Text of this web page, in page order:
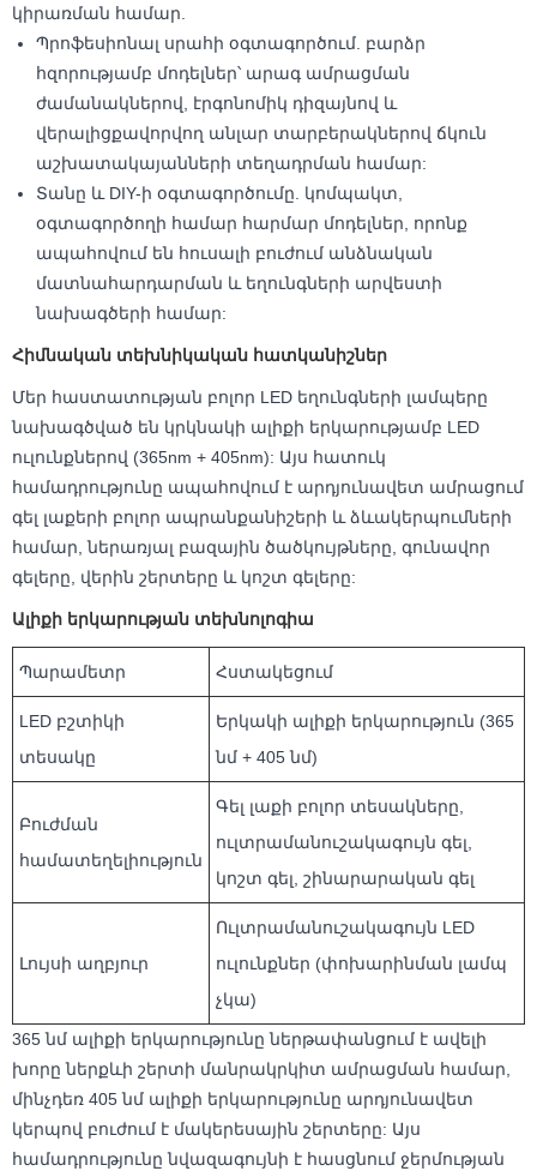
կիրառման համար.
Պրոֆեսիոնալ սրահի օգտագործում. բարձր
հզորությամբ մոդելներ՝ արագ ամրացման
ժամանակներով, էրգոնոմիկ դիզայնով և
վերալիցքավորվող անլար տարբերակներով ճկուն
աշխատակայանների տեղադրման համար:
Տանը և DIY-ի օգտագործումը. կոմպակտ,
օգտագործողի համար հարմար մոդելներ, որոնք
ապահովում են հուսալի բուժում անձնական
մատնահարդարման և եղունգների արվեստի
նախագծերի համար:
Հիմնական տեխնիկական հատկանիշներ
Մեր հաստատության բոլոր LED եղունգների լամպերը
նախագծված են կրկնակի ալիքի երկարությամբ LED
ուլունքներով (365nm + 405nm): Այս հատուկ
համադրությունը ապահովում է արդյունավետ ամրացում
գել լաքերի բոլոր ապրանքանիշերի և ձևակերպումների
համար, ներառյալ բազային ծածկույթները, գունավոր
գելերը, վերին շերտերը և կոշտ գելերը:
Ալիքի երկարության տեխնոլոգիա
Պարամետր Հստակեցում
LED բշտիկի
տեսակը
Երկակի ալիքի երկարություն (365
նմ + 405 նմ)
Բուժման
համատեղելիություն
Գել լաքի բոլոր տեսակները,
ուլտրամանուշակագույն գել,
կոշտ գել, շինարարական գել
Լույսի աղբյուր
Ուլտրամանուշակագույն LED
ուլունքներ (փոխարինման լամպ
չկա)
365 նմ ալիքի երկարությունը ներթափանցում է ավելի
խորը ներքևի շերտի մանրակրկիտ ամրացման համար,
մինչդեռ 405 նմ ալիքի երկարությունը արդյունավետ
կերպով բուժում է մակերեսային շերտերը: Այս
համադրությունը նվազագույնի է հասցնում ջերմության